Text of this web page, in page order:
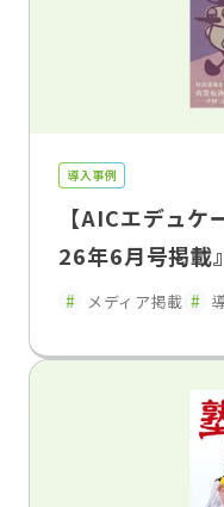
導入事例
【AICエデュ
26年6月号掲
を「集める」か
のコミュニケー
メディア掲載